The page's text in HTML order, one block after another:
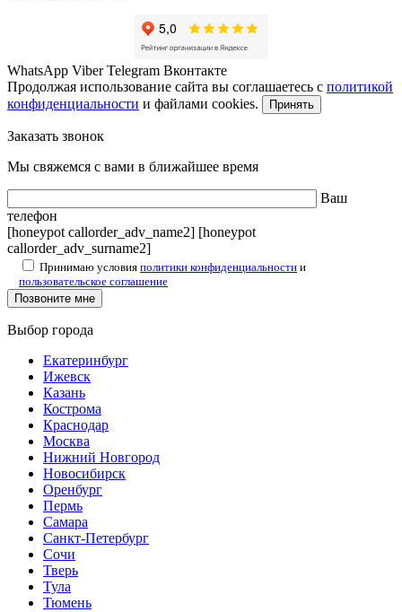
WhatsApp Viber Telegram Вконтакте
Продолжая использование сайта вы соглашаетесь с политикой
конфиденциальности и файлами cookies. Принять
Заказать звонок
Мы свяжемся с вами в ближайшее время
Ваш
телефон
[honeypot callorder_adv_name2] [honeypot
callorder_adv_surname2]
Принимаю условия политики конфиденциальности и
пользовательское соглашение
Выбор города
Екатеринбург
Ижевск
Казань
Кострома
Краснодар
Москва
Нижний Новгород
Новосибирск
Оренбург
Пермь
Самара
Санкт-Петербург
Сочи
Тверь
Тула
Тюмень